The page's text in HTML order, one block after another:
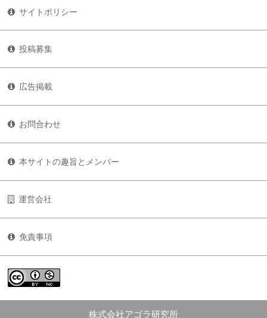
サイトポリシー
投稿募集
広告掲載
お問合わせ
本サイトの趣旨とメンバー
運営会社
免責事項
株式会社アゴラ研究所